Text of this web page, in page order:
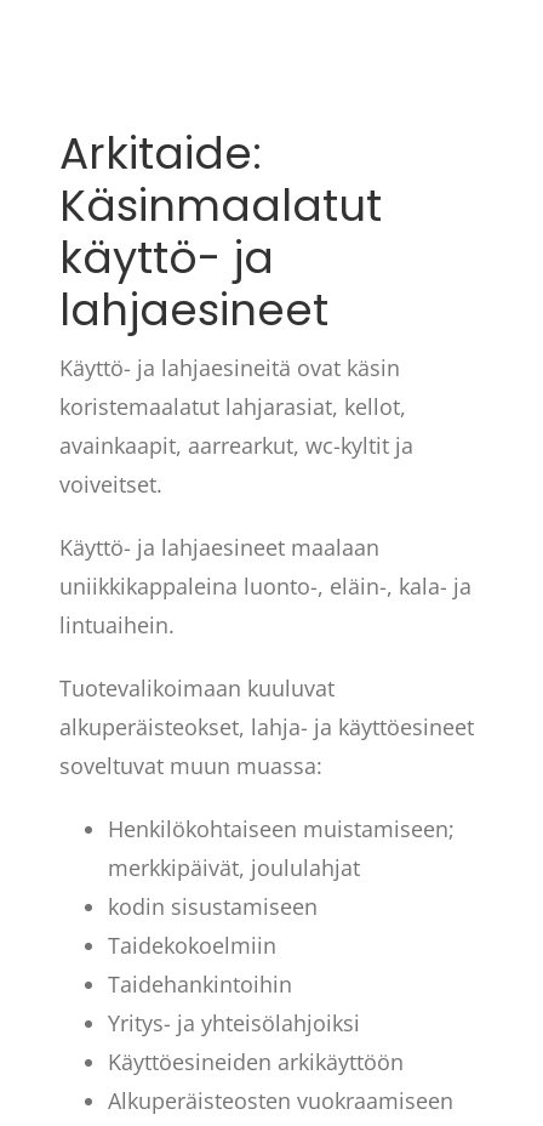
Arkitaide:
Käsinmaalatut
käyttö- ja
lahjaesineet
Käyttö- ja lahjaesineitä ovat käsin
koristemaalatut lahjarasiat, kellot,
avainkaapit, aarrearkut, wc-kyltit ja
voiveitset.
Käyttö- ja lahjaesineet maalaan
uniikkikappaleina luonto-, eläin-, kala- ja
lintuaihein.
Tuotevalikoimaan kuuluvat
alkuperäisteokset, lahja- ja käyttöesineet
soveltuvat muun muassa:
Henkilökohtaiseen muistamiseen;
merkkipäivät, joululahjat
kodin sisustamiseen
Taidekokoelmiin
Taidehankintoihin
Yritys- ja yhteisölahjoiksi
Käyttöesineiden arkikäyttöön
Alkuperäisteosten vuokraamiseen